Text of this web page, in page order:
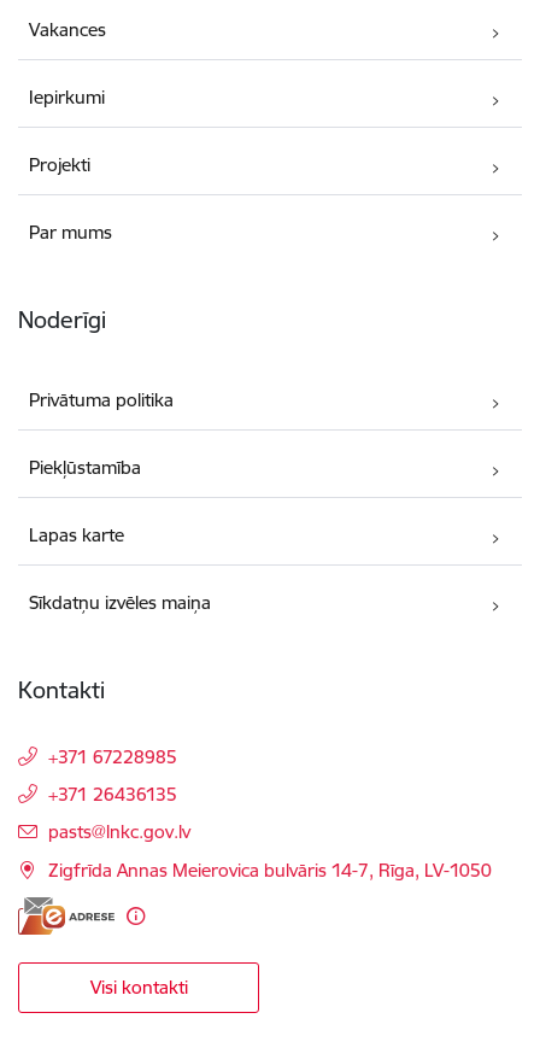
Vakances
Iepirkumi
Projekti
Par mums
Noderīgi
Privātuma politika
Piekļūstamība
Lapas karte
Sīkdatņu izvēles maiņa
Kontakti
+371 67228985
+371 26436135
E-pasts:
pasts@lnkc.gov.lv
Zigfrīda Annas Meierovica bulvāris 14-7, Rīga, LV-1050
Visi kontakti